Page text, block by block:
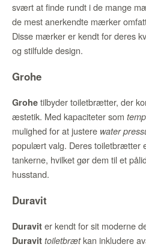
svært at finde rundt i de mange
de mest anerkendte mærker
Disse mærker er kendt for deres
og stilfulde design.
Grohe
Grohe tilbyder toiletbrætter, der
æstetik. Med kapaciteter som
mulighed for at justere water
populært valg. Deres toiletbrætter
tankerne, hvilket gør dem til et
husstand.
Duravit
Duravit er kendt for sit moderne
Duravit toiletbrætkan inkludere